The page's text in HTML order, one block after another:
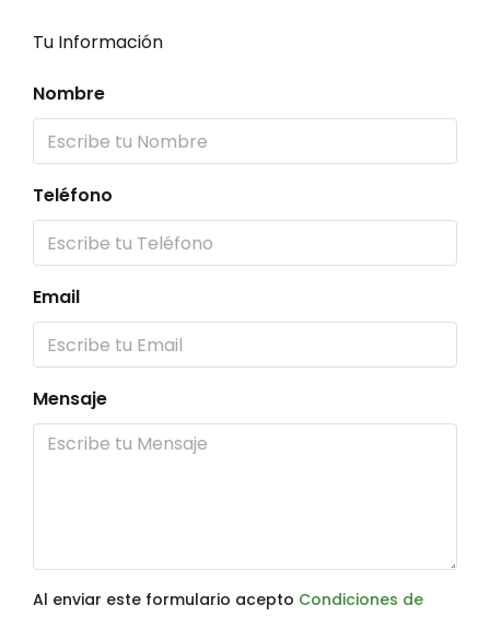
Tu Información
Nombre
Teléfono
Email
Mensaje
Al enviar este formulario acepto Condiciones de